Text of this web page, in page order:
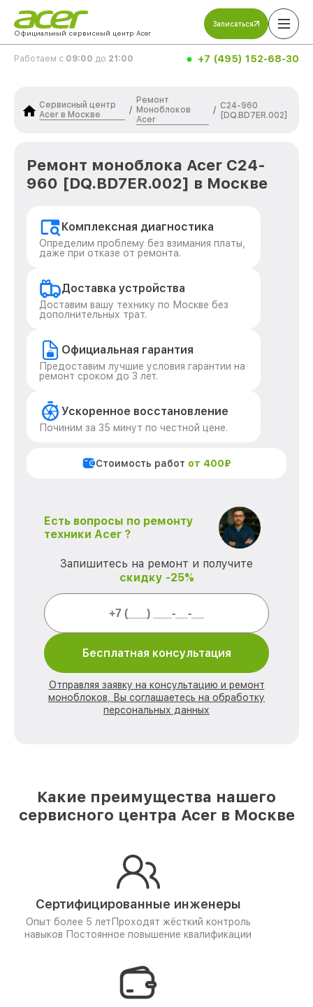
Официальный сервисный центр Acer
Записаться
Работаем с 09:00 до 21:00 +7 (495) 152-68-30
Сервисный центр
Acer в Москве
/
Ремонт
Моноблоков
Acer
/ C24-960
[DQ.BD7ER.002]
Ремонт моноблока Acer C24-
960 [DQ.BD7ER.002] в Москве
Комплексная диагностика
Определим проблему без взимания платы,
даже при отказе от ремонта.
Доставка устройства
Доставим вашу технику по Москве без
дополнительных трат.
Официальная гарантия
Предоставим лучшие условия гарантии на
ремонт сроком до 3 лет.
Ускоренное восстановление
Починим за 35 минут по честной цене.
Стоимость работ от 400₽
Есть вопросы по ремонту
техники Acer ?
Запишитесь на ремонт и получите
скидку -25%
Бесплатная консультация
Отправляя заявку на консультацию и ремонт
моноблоков, Вы соглашаетесь на обработку
персональных данных
Какие преимущества нашего
сервисного центра Acer в Москве
Сертифицированные инженеры
Опыт более 5 лет Проходят жёсткий контроль
навыков Постоянное повышение квалификации